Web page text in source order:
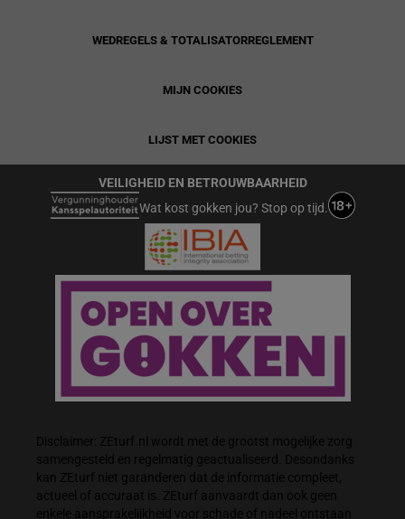
WEDREGELS & TOTALISATORREGLEMENT
MIJN COOKIES
LIJST MET COOKIES
VEILIGHEID EN BETROUWBAARHEID
Wat kost gokken jou? Stop op tijd.
Disclaimer: ZEturf.nl wordt met de grootst mogelijke zorg
samengesteld en regelmatig geactualiseerd. Desondanks
kan ZEturf niet garanderen dat de informatie compleet,
actueel of accuraat is. ZEturf aanvaardt dan ook geen
enkele aansprakelijkheid voor schade of nadeel ontstaan